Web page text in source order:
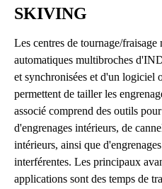
SKIVING
Les centres de tournage/fraisage
automatiques multibroches
et synchronisées et d'un logiciel
permettent de tailler les
associé comprend des outils
d'engrenages intérieurs, de
intérieurs, ainsi que
interférentes. Les principaux
applications sont des temps de